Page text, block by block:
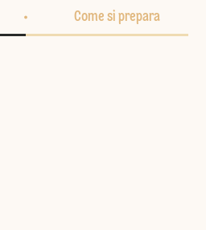
Come si prepara